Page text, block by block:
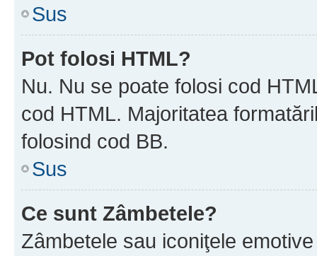
Sus
Pot folosi HTML?
Nu. Nu se poate folosi cod
cod HTML. Majoritatea
folosind cod BB.
Sus
Ce sunt Zâmbetele?
Zâmbetele sau iconiţele